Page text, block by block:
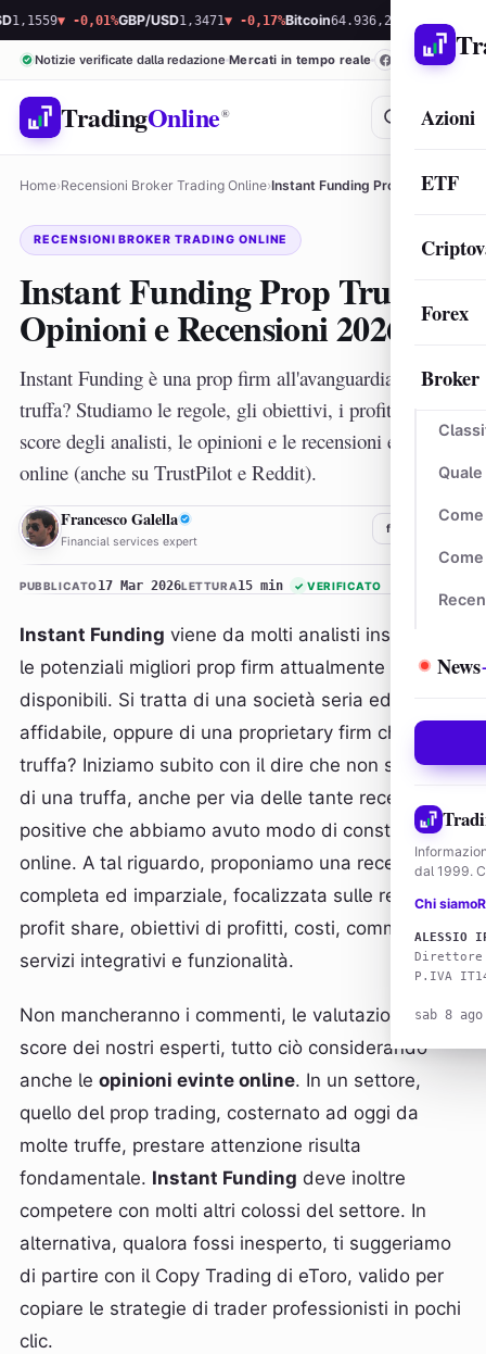
Azioni
ETF
Forex
Broker
News
dal 1999.
Chi siamo
ALESSIO
Direttore
P.IVA
sab 8
▼ -0,01% GBP/USD1,3471▼ -0,17% Bitcoin64.936,23▲ 0,02% Ethereum
Notizie verificate dalla redazione Mercati in tempo reale
TradingOnline®
Home›Recensioni Broker Trading Online› Instant Funding Prop Truffa? Opinioni e Recensioni 2026
RECENSIONI BROKER TRADING ONLINE
Instant Funding Prop Truffa?
Opinioni e Recensioni 2026
Instant Funding è una prop firm all'avanguardia, o una
truffa? Studiamo le regole, gli obiettivi, i profit share, lo
score degli analisti, le opinioni e le recensioni evinte
online (anche su TrustPilot e Reddit).
FG Francesco Galella
Financial services expert
f
PUBBLICATO17 Mar 2026LETTURA15 min ✓ VERIFICATO
Instant Funding viene da molti analisti inserito tra
le potenziali migliori prop firm attualmente
disponibili. Si tratta di una società seria ed
affidabile, oppure di una proprietary firm che
truffa? Iniziamo subito con il dire che non si tratta
di una truffa, anche per via delle tante recensioni
positive che abbiamo avuto modo di constatare
online. A tal riguardo, proponiamo una recensione
completa ed imparziale, focalizzata sulle regole,
profit share, obiettivi di profitti, costi, commissioni,
servizi integrativi e funzionalità.
Non mancheranno i commenti, le valutazione e lo
score dei nostri esperti, tutto ciò considerando
anche le opinioni evinte online. In un settore,
quello del prop trading, costernato ad oggi da
molte truffe, prestare attenzione risulta
fondamentale. Instant Funding deve inoltre
competere con molti altri colossi del settore. In
alternativa, qualora fossi inesperto, ti suggeriamo
di partire con il Copy Trading di eToro, valido per
copiare le strategie di trader professionisti in pochi
clic.